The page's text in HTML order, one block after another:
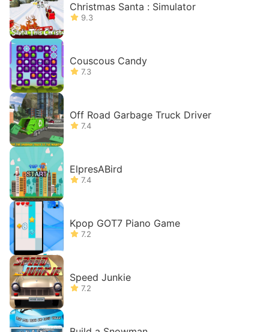
Christmas Santa : Simulator
9.3
Couscous Candy
7.3
Off Road Garbage Truck Driver
7.4
ElpresABird
7.4
Kpop GOT7 Piano Game
7.2
Speed Junkie
7.2